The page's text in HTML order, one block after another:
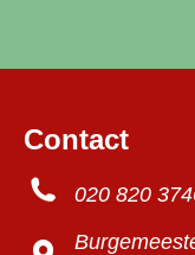
Contact
020 820